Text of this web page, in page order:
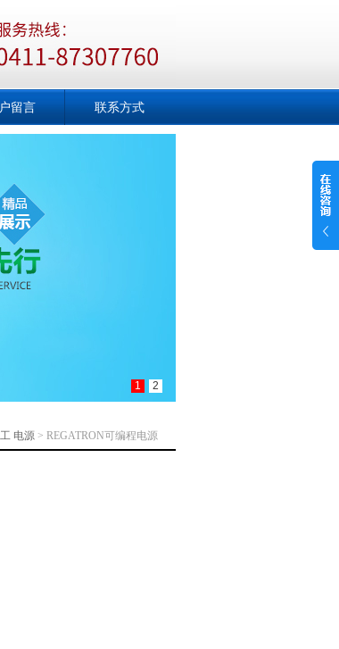
留言 联系方式
1 2
电源 > REGATRON可编程电源